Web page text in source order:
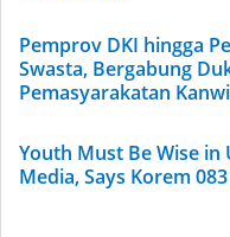
Pemprov DKI hingga
Swasta, Bergabung
Pemasyarakatan
Youth Must Be Wise in
Media, Says Korem